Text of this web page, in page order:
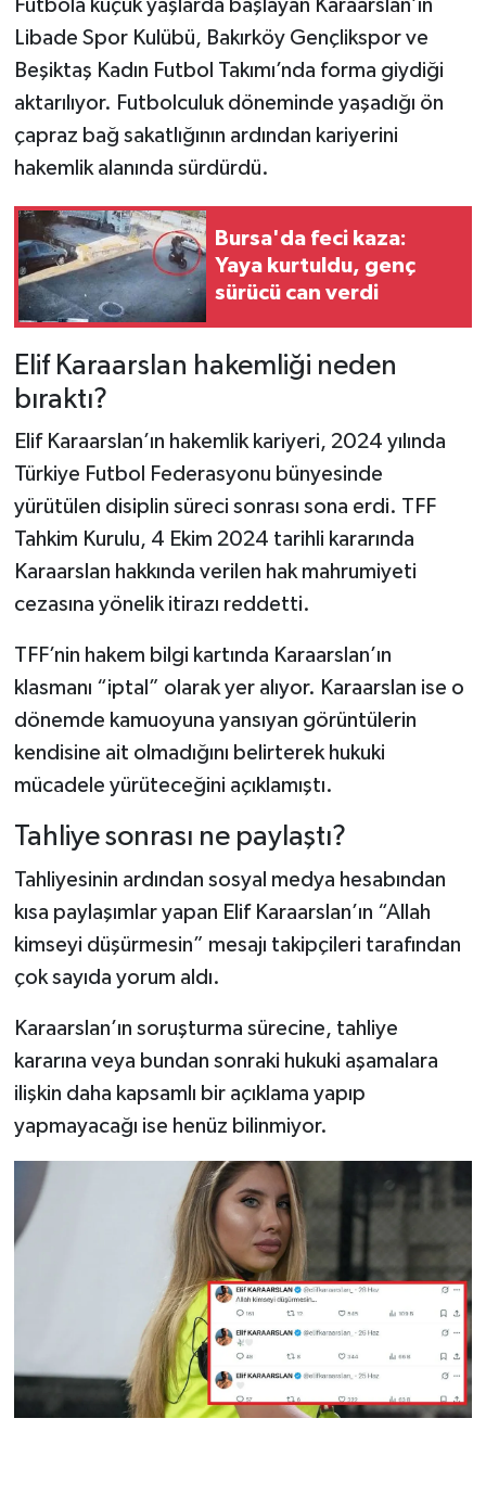
Futbola küçük yaşlarda başlayan Karaarslan’ın
Libade Spor Kulübü, Bakırköy Gençlikspor ve
Beşiktaş Kadın Futbol Takımı’nda forma giydiği
aktarılıyor. Futbolculuk döneminde yaşadığı ön
çapraz bağ sakatlığının ardından kariyerini
hakemlik alanında sürdürdü.
Bursa'da feci kaza:
Yaya kurtuldu, genç
sürücü can verdi
Elif Karaarslan hakemliği neden
bıraktı?
Elif Karaarslan’ın hakemlik kariyeri, 2024 yılında
Türkiye Futbol Federasyonu bünyesinde
yürütülen disiplin süreci sonrası sona erdi. TFF
Tahkim Kurulu, 4 Ekim 2024 tarihli kararında
Karaarslan hakkında verilen hak mahrumiyeti
cezasına yönelik itirazı reddetti.
TFF’nin hakem bilgi kartında Karaarslan’ın
klasmanı “iptal” olarak yer alıyor. Karaarslan ise o
dönemde kamuoyuna yansıyan görüntülerin
kendisine ait olmadığını belirterek hukuki
mücadele yürüteceğini açıklamıştı.
Tahliye sonrası ne paylaştı?
Tahliyesinin ardından sosyal medya hesabından
kısa paylaşımlar yapan Elif Karaarslan’ın “Allah
kimseyi düşürmesin” mesajı takipçileri tarafından
çok sayıda yorum aldı.
Karaarslan’ın soruşturma sürecine, tahliye
kararına veya bundan sonraki hukuki aşamalara
ilişkin daha kapsamlı bir açıklama yapıp
yapmayacağı ise henüz bilinmiyor.